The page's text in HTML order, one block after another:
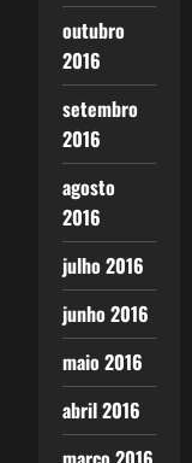
outubro
2016
setembro
2016
agosto
2016
julho 2016
junho 2016
maio 2016
abril 2016